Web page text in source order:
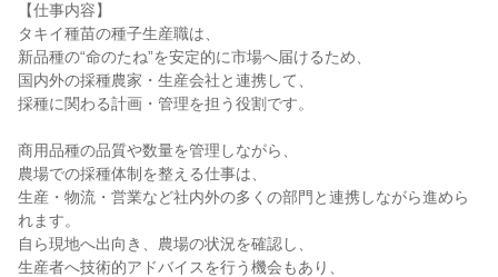
【仕事内容】
タキイ種苗の種子生産職は、
新品種の“命のたね”を安定的に市場へ届けるため、
国内外の採種農家・生産会社と連携して、
採種に関わる計画・管理を担う役割です。
商用品種の品質や数量を管理しながら、
農場での採種体制を整える仕事は、
生産・物流・営業など社内外の多くの部門と連携しながら進めら
れます。
自ら現地へ出向き、農場の状況を確認し、
生産者へ技術的アドバイスを行う機会もあり、